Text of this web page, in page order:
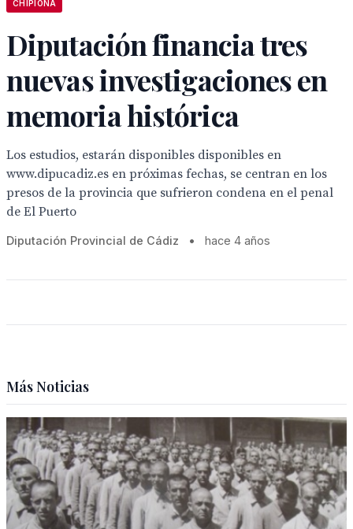
CHIPIONA
Diputación financia tres
nuevas investigaciones en
memoria histórica
Los estudios, estarán disponibles disponibles en
www.dipucadiz.es en próximas fechas, se centran en los
presos de la provincia que sufrieron condena en el penal
de El Puerto
Diputación Provincial de Cádiz • hace 4 años
Más Noticias